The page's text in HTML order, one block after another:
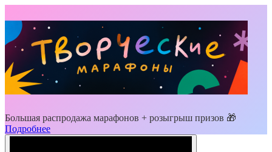
Большая распродажа марафонов + розыгрыш призов 🎁
Подробнее